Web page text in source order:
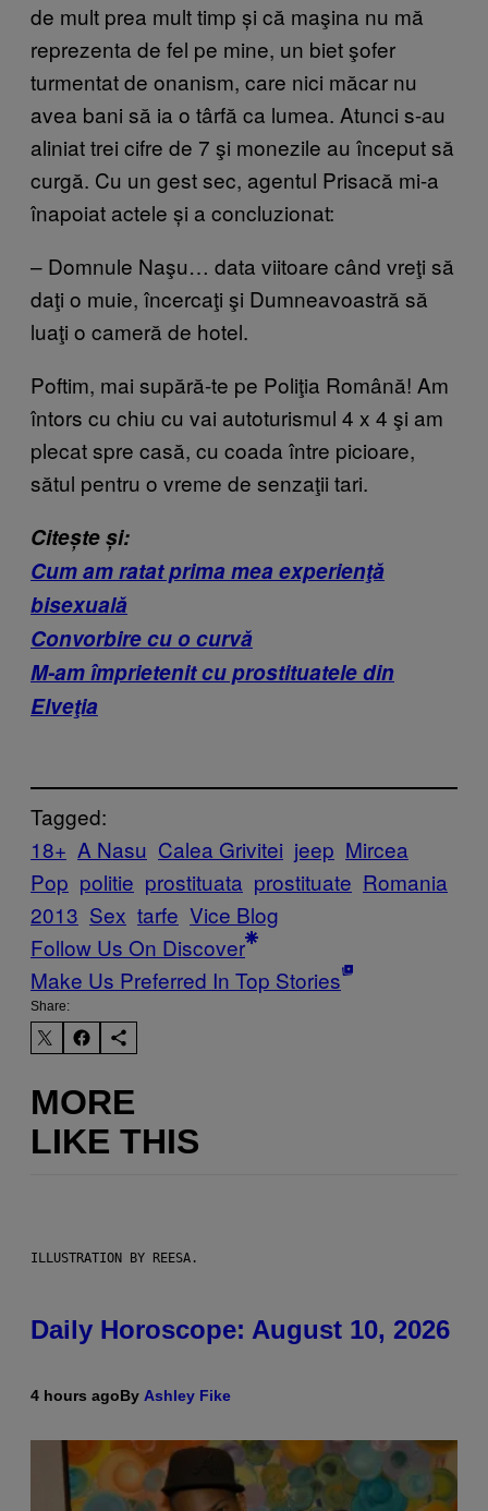
de mult prea mult timp și că maşina nu mă
reprezenta de fel pe mine, un biet şofer
turmentat de onanism, care nici măcar nu
avea bani să ia o târfă ca lumea. Atunci s-au
aliniat trei cifre de 7 şi monezile au început să
curgă. Cu un gest sec, agentul Prisacă mi-a
înapoiat actele și a concluzionat:
– Domnule Naşu… data viitoare când vreţi să
daţi o muie, încercaţi şi Dumneavoastră să
luaţi o cameră de hotel.
Poftim, mai supără-te pe Poliţia Română! Am
întors cu chiu cu vai autoturismul 4 x 4 şi am
plecat spre casă, cu coada între picioare,
sătul pentru o vreme de senzaţii tari.
Citește și:
Cum am ratat prima mea experienţă
bisexuală
Convorbire cu o curvă
M-am împrietenit cu prostituatele din
Elveţia
Tagged:
18+ A Nasu Calea Grivitei jeep Mircea
Pop politie prostituata prostituate Romania
2013 Sex tarfe Vice Blog
Follow Us On Discover
Make Us Preferred In Top Stories
Share:
MORE
LIKE THIS
ILLUSTRATION BY REESA.
Daily Horoscope: August 10, 2026
4 hours agoBy Ashley Fike